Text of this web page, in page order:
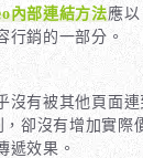
內部連結方法應以
行銷的一部分。
沒有被其他頁面
卻沒有增加實
遞效果。